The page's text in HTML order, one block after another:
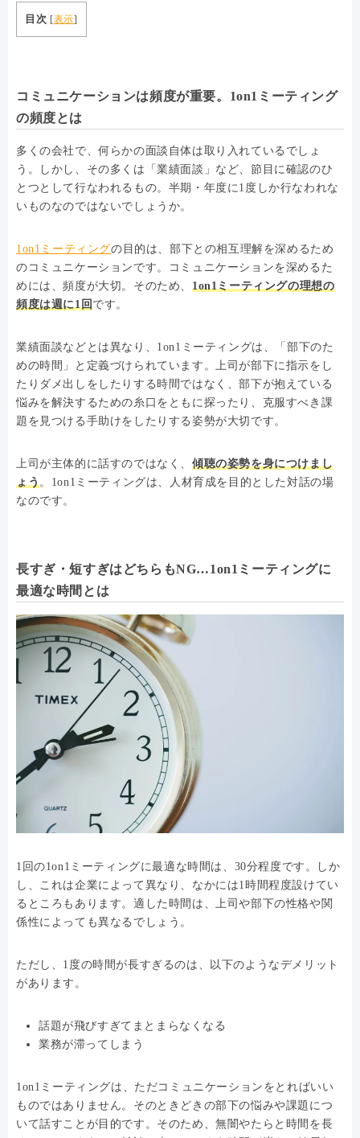
目次 [表示]
コミュニケーションは頻度が重要。1on1ミーティング
の頻度とは
多くの会社で、何らかの面談自体は取り入れているでしょ
う。しかし、その多くは「業績面談」など、節目に確認のひ
とつとして行なわれるもの。半期・年度に1度しか行なわれな
いものなのではないでしょうか。
1on1ミーティングの目的は、部下との相互理解を深めるため
のコミュニケーションです。コミュニケーションを深めるた
めには、頻度が大切。そのため、 1on1ミーティングの理想の
頻度は週に1回です。
業績面談などとは異なり、1on1ミーティングは、「部下のた
めの時間」と定義づけられています。上司が部下に指示をし
たりダメ出しをしたりする時間ではなく、部下が抱えている
悩みを解決するための糸口をともに探ったり、克服すべき課
題を見つける手助けをしたりする姿勢が大切です。
上司が主体的に話すのではなく、 傾聴の姿勢を身につけまし
ょう。1on1ミーティングは、人材育成を目的とした対話の場
なのです。
長すぎ・短すぎはどちらもNG…1on1ミーティングに
最適な時間とは
1回の1on1ミーティングに最適な時間は、30分程度です。しか
し、これは企業によって異なり、なかには1時間程度設けてい
るところもあります。適した時間は、上司や部下の性格や関
係性によっても異なるでしょう。
ただし、1度の時間が長すぎるのは、以下のようなデメリット
があります。
話題が飛びすぎてまとまらなくなる
業務が滞ってしまう
1on1ミーティングは、ただコミュニケーションをとればいい
ものではありません。そのときどきの部下の悩みや課題につ
いて話すことが目的です。そのため、無闇やたらと時間を長